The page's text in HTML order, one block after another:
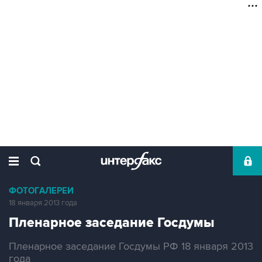
ФОТОГАЛЕРЕИ
18 января 2013 года
Пленарное заседание Госдумы
Пленарное заседание Госдумы РФ 18 января 2013
года